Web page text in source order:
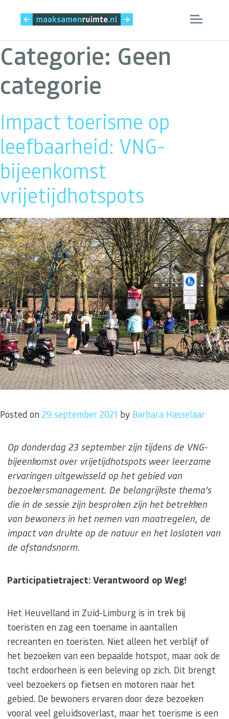
Skip
to
content
Home
Het MaatregelenVizier
Nieuws
Over deze site
Categorie: Geen
categorie
Impact toerisme op
leefbaarheid: VNG-
bijeenkomst
vrijetijdhotspots
Posted on 29 september 2021 by Barbara Hasselaar
Op donderdag 23 september zijn tijdens de VNG-
bijeenkomst over vrijetijdhotspots weer leerzame
ervaringen uitgewisseld op het gebied van
bezoekersmanagement. De belangrijkste thema’s
die in de sessie zijn besproken zijn het betrekken
van bewoners in het nemen van maatregelen, de
impact van drukte op de natuur en het loslaten van
de afstandsnorm.
Participatietraject: Verantwoord op Weg!
Het Heuvelland in Zuid-Limburg is in trek bij
toeristen en zag een toename in aantallen
recreanten en toeristen. Niet alleen het verblijf of
het bezoeken van een bepaalde hotspot, maar ook de
tocht erdoorheen is een beleving op zich. Dit brengt
veel bezoekers op fietsen en motoren naar het
gebied. De bewoners ervaren door deze bezoeken
vooral veel geluidsoverlast, maar het toerisme is een